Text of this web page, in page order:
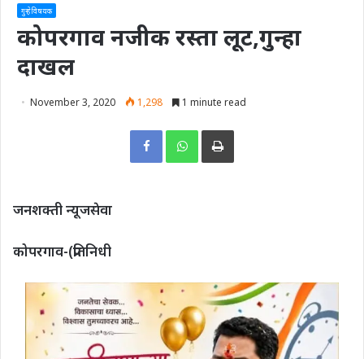
गुन्हे विषयक
कोपरगाव नजीक रस्ता लूट,गुन्हा
दाखल
November 3, 2020 1,298 1 minute read
Print
जनशक्ती न्यूजसेवा
कोपरगाव-(प्रतिनिधी